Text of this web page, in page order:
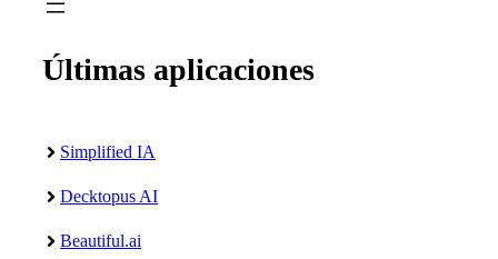
Últimas aplicaciones
Simplified IA
Decktopus AI
Beautiful.ai